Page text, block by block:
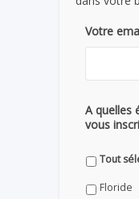
Votre
A quelles
vous
Tout
Floride